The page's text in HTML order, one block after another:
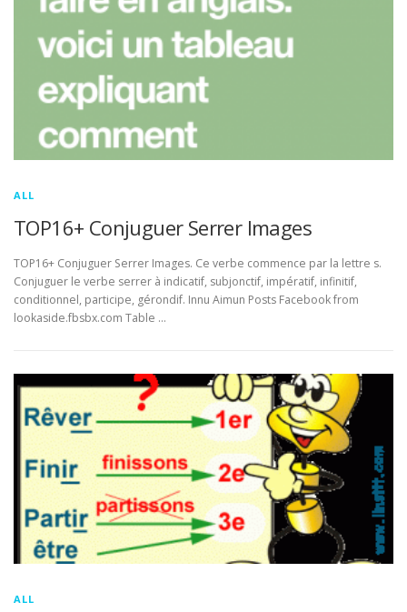
ALL
TOP16+ Conjuguer Serrer Images
TOP16+ Conjuguer Serrer Images. Ce verbe commence par la lettre s.
Conjuguer le verbe serrer à indicatif, subjonctif, impératif, infinitif,
conditionnel, participe, gérondif. Innu Aimun Posts Facebook from
lookaside.fbsbx.com Table …
ALL